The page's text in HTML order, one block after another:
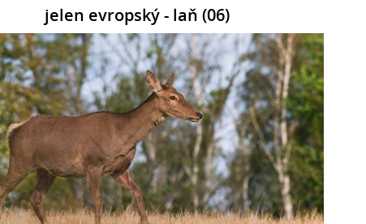
jelen evropský - laň (06)